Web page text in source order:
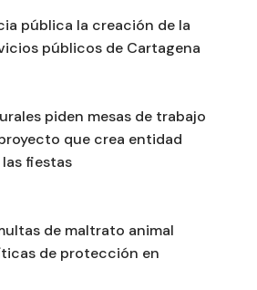
pública la creación de la
públicos de Cartagena
piden mesas de trabajo
que crea entidad
fiestas
de maltrato animal
de protección en